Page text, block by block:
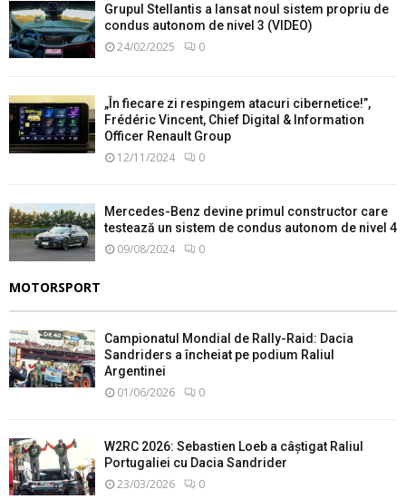
Grupul Stellantis a lansat noul sistem propriu de
condus autonom de nivel 3 (VIDEO)
24/02/2025 0
„În fiecare zi respingem atacuri cibernetice!”,
Frédéric Vincent, Chief Digital & Information
Officer Renault Group
12/11/2024 0
Mercedes-Benz devine primul constructor care
testează un sistem de condus autonom de nivel 4
09/08/2024 0
MOTORSPORT
Campionatul Mondial de Rally-Raid: Dacia
Sandriders a încheiat pe podium Raliul
Argentinei
01/06/2026 0
W2RC 2026: Sebastien Loeb a câștigat Raliul
Portugaliei cu Dacia Sandrider
23/03/2026 0